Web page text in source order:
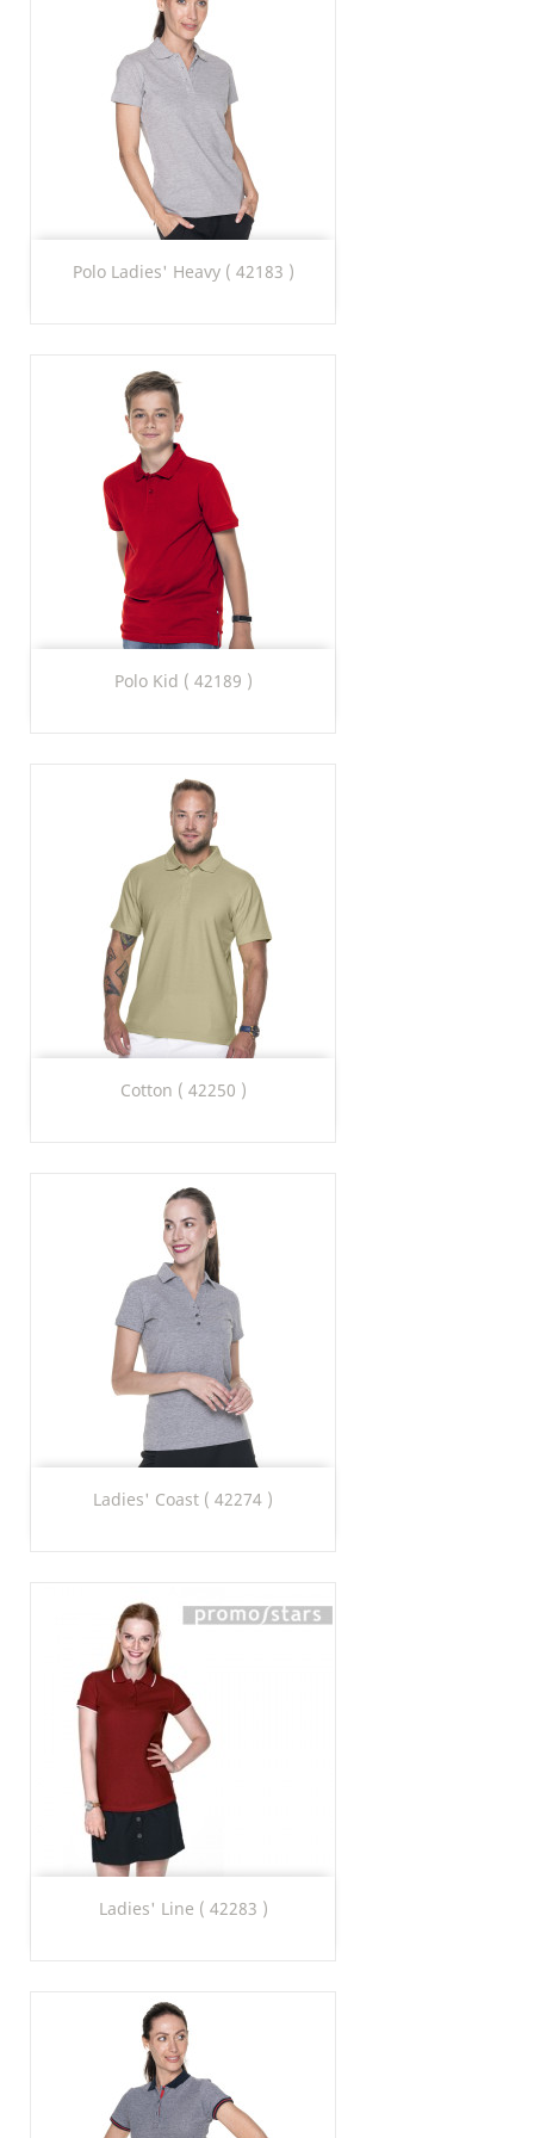
Polo Ladies' Heavy ( 42183 )
Polo Kid ( 42189 )
Cotton ( 42250 )
Ladies' Coast ( 42274 )
Ladies' Line ( 42283 )